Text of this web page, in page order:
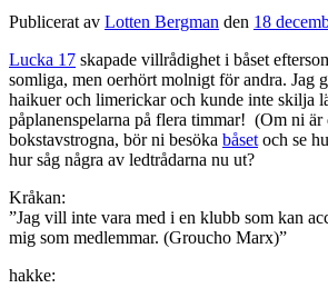
Publicerat av Lotten Bergman den 18
Lucka 17 skapade villrådighet i båset
somliga, men oerhört molnigt för andra. Jag
haikuer och limerickar och kunde inte skilja
påplanenspelarna på flera timmar! (Om ni är
bokstavstrogna, bör ni besöka båset och se
hur såg några av ledtrådarna nu ut?
Kråkan:
”Jag vill inte vara med i en klubb som kan
mig som medlemmar. (Groucho Marx)”
hakke: